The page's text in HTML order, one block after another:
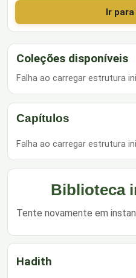
Ir
Coleções disponíveis
Falha ao carregar estrutura
Capítulos
Falha ao carregar estrutura
Biblioteca
Tente novamente em
Hadith
Por página